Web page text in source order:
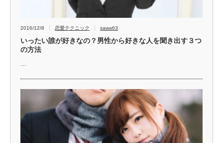
2016/12/8 恋愛テクニック sawa63
いったい誰が好きなの？男性から好きな人を聞き出す３つ
の方法